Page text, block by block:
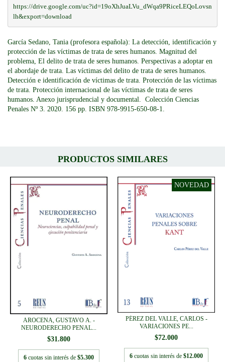
https://drive.google.com/uc?id=19oXhJuaLVu_dWqa9PRiceLEQoLovsn
lh&export=download
García Sedano, Tania (profesora española): La detección, identificación y
protección de las víctimas de trata de seres humanos. Magnitud del
problema, El delito de trata de seres humanos. Perspectivas a adoptar en
el abordaje de trata. Las víctimas del delito de trata de seres humanos.
Detección e identificación de víctimas de trata. Protección de las víctimas
de trata. Protección internacional de las víctimas de trata de seres
humanos. Anexo jurisprudencial y documental. Colección Ciencias
Penales Nº 3. 2020. 156 pp. ISBN 978-9915-650-08-1.
PRODUCTOS SIMILARES
AROCENA, GUSTAVO A. -
NEURODERECHO PENAL...
$31.800
6 cuotas sin interés de $5.300
PÉREZ DEL VALLE, CARLOS -
VARIACIONES PE...
$72.000
6 cuotas sin interés de $12.000